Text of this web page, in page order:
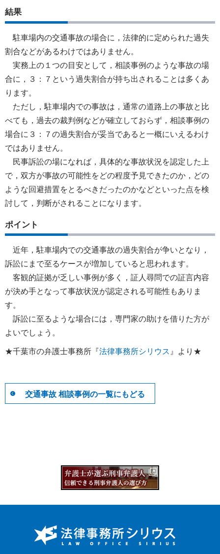
結果
駐車場内の交通事故の場合に，法律的に定められた過失
割合などがあるわけではありません。
実務上の１つの目安として，相談事例のような事故の場
合に，３：７という過失割合が持ち出されることは多くあ
ります。
ただし，駐車場内での事故は，通常の道路上の事故と比
べても，過去の裁判例などが確立しておらず，相談事例の
場合に３：７の過失割合が妥当であると一概にいえるわけ
ではありません。
民事訴訟の場になれば，具体的な事故状況を認定した上
で，双方が事故の可能性をどの程度予見できたのか，どの
ような回避措置をとるべきだったのかなどといった点を検
討して，判断がされることになります。
ポイント
近年，駐車場内での交通事故の過失割合が争いとなり，
訴訟にまで至るケースが増加していると思われます。
客観的証拠が乏しい事例が多く，証人尋問での証言内容
が決め手となって事故状況が認定される可能性もありま
す。
訴訟に至るような場合には，専門家の助けを借りた方が
よいでしょう。
★千葉市の弁護士事務所『法律事務所シリウス 』より★
交通事故 相談事例の一覧にもどる